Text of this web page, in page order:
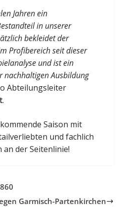
Jahren ein
in unserer
bekleidet der
Profibereich seit dieser
und ist ein
nachhaltigen Ausbildung
Abteilungsleiter
.
Saison mit
und fachlich
an der Seitenlinie!
Garmisch-Partenkirchen